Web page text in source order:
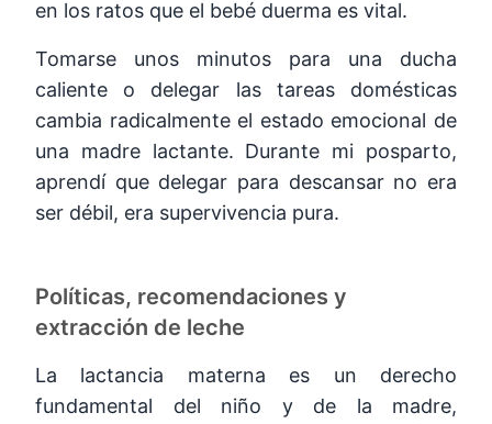
en los ratos que el bebé duerma es vital.
Tomarse unos minutos para una ducha
caliente o delegar las tareas domésticas
cambia radicalmente el estado emocional de
una madre lactante. Durante mi posparto,
aprendí que delegar para descansar no era
ser débil, era supervivencia pura.
Políticas, recomendaciones y
extracción de leche
La lactancia materna es un derecho
fundamental del niño y de la madre,